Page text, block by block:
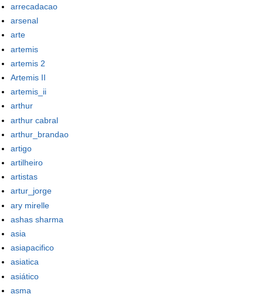
arrecadacao
arsenal
arte
artemis
artemis 2
Artemis II
artemis_ii
arthur
arthur cabral
arthur_brandao
artigo
artilheiro
artistas
artur_jorge
ary mirelle
ashas sharma
asia
asiapacifico
asiatica
asiático
asma